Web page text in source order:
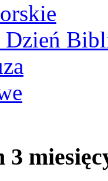
3